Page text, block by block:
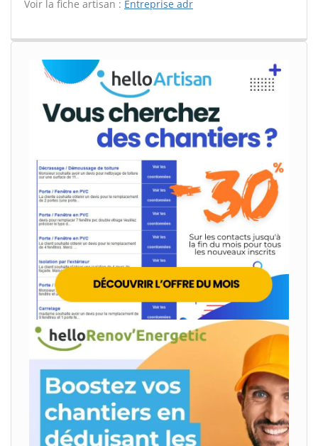
Voir la fiche artisan : Entreprise adr